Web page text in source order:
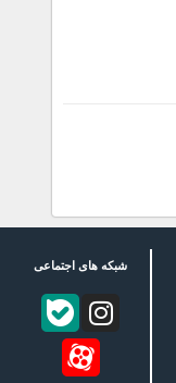
شبکه های اجتماعی